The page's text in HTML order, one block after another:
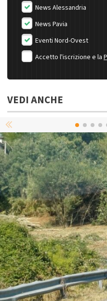
News Alessandria
News Pavia
Eventi Nord-Ovest
Accetto l'iscrizione e la
VEDI ANCHE